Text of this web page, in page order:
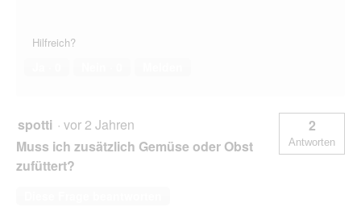
Hilfreich?
spotti · vor 2 Jahren
Muss ich zusätzlich Gemüse oder Obst
zufüttert?
2
Antworten